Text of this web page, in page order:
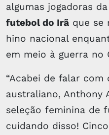
algumas jogadoras da
futebol do Irã que se
hino nacional
em meio à guerra no
“Acabei de falar
australiano, Anthony
seleção feminina de
cuidando disso!